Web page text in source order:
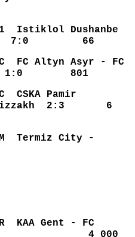
Istiklol Dushanbe
7:0 66
FC Altyn Asyr - FC
1:0 801
CSKA Pamir
Jizzakh 2:3 6
Termiz City -
2:1
Gent - FC
2:2 4 000